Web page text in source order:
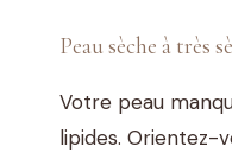
Peau sèche à très
Votre peau
lipides. Orientez-